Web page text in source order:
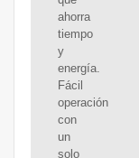
ahorra
tiempo
y
energía.
Fácil
operación
con
un
solo